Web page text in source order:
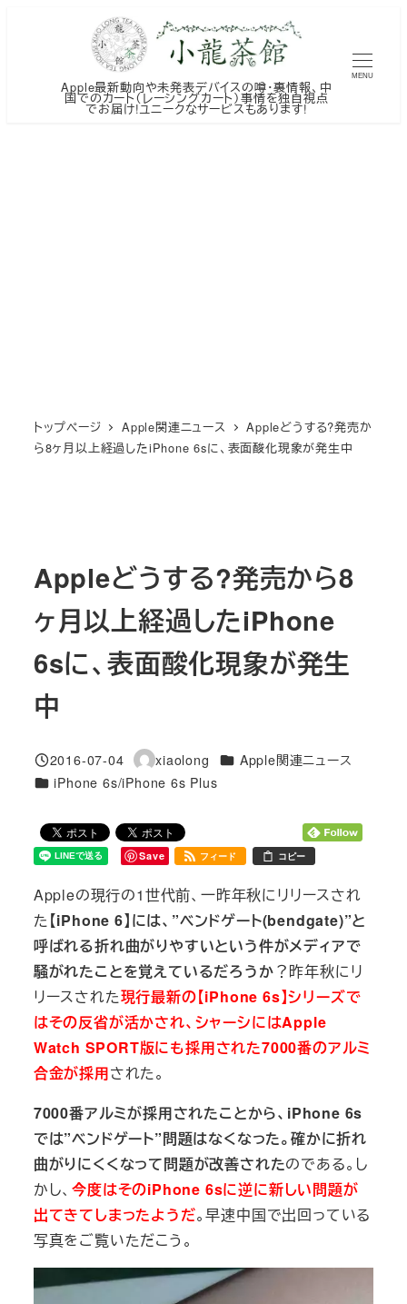
Apple最新動向や未発表デバイスの噂・裏情報、中
国でのカート（レーシングカート）事情を独自視点
でお届け!ユニークなサービスもあります!
MENU
トップページ Apple関連ニュース
Appleどうする?発売か
ら8ヶ月以上経過したiPhone 6sに、表面酸化現象が発生中
Appleどうする?発売から8
ヶ月以上経過したiPhone
6sに、表面酸化現象が発生
中
投稿日
2016-07-04
著
者
xiaolong カテゴリー
Apple関連ニュース
カテゴリー
iPhone 6s/iPhone 6s Plus
Save フィード コピー
Appleの現行の1世代前、一昨年秋にリリースされ
た【iPhone 6】には、”ベンドゲート(bendgate)”と
呼ばれる折れ曲がりやすいという件がメディアで
騒がれたことを覚えているだろうか？昨年秋にリ
リースされた現行最新の【iPhone 6s】シリーズで
はその反省が活かされ、シャーシにはApple
Watch SPORT版にも採用された7000番のアルミ
合金が採用された。
7000番アルミが採用されたことから、iPhone 6s
では”ベンドゲート”問題はなくなった。確かに折れ
曲がりにくくなって問題が改善されたのである。し
かし、今度はそのiPhone 6sに逆に新しい問題が
出てきてしまったようだ。早速中国で出回っている
写真をご覧いただこう。